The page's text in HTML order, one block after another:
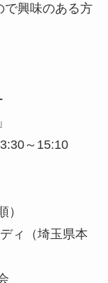
で興味のある方
～15:10
ィ（埼玉県本